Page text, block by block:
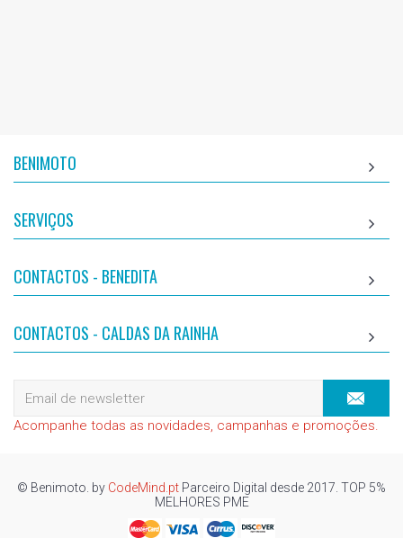
BENIMOTO
SERVIÇOS
CONTACTOS - BENEDITA
CONTACTOS - CALDAS DA RAINHA
Acompanhe todas as novidades, campanhas e promoções.
© Benimoto. by CodeMind.pt Parceiro Digital desde 2017. TOP 5%
MELHORES PME